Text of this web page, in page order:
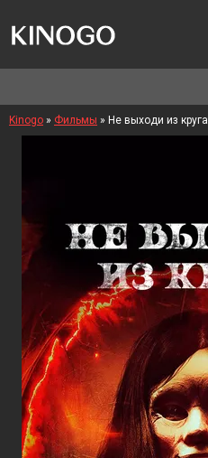
Kinogo » Фильмы » Не выходи из круга